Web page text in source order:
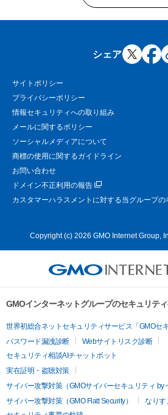
シェア
サイトポリシー
プライバシーポリシー
情報セキュリティへの取り組み
メールに関するポリシー
ソーシャルメディアについて
商標の使用に関するガイドライン
お問い合わせ
ドメイン不正利用の報告
カスタマーハラスメントに対する当グループの
Copyright (c) 2026 GMO Internet Group,
GMOインターネットグループのセキュリテ
世界初総合ネットセキュリティサービス「GMOセ
パスワード漏洩診断
Webサイトリスク診断
セキュリティ相談AIチャットボット
実在証明・盗聴対策
サイバー攻撃対策（GMOサイバーセキュリティ by
サイバー攻撃対策（GMO Flatt Security）
なりす